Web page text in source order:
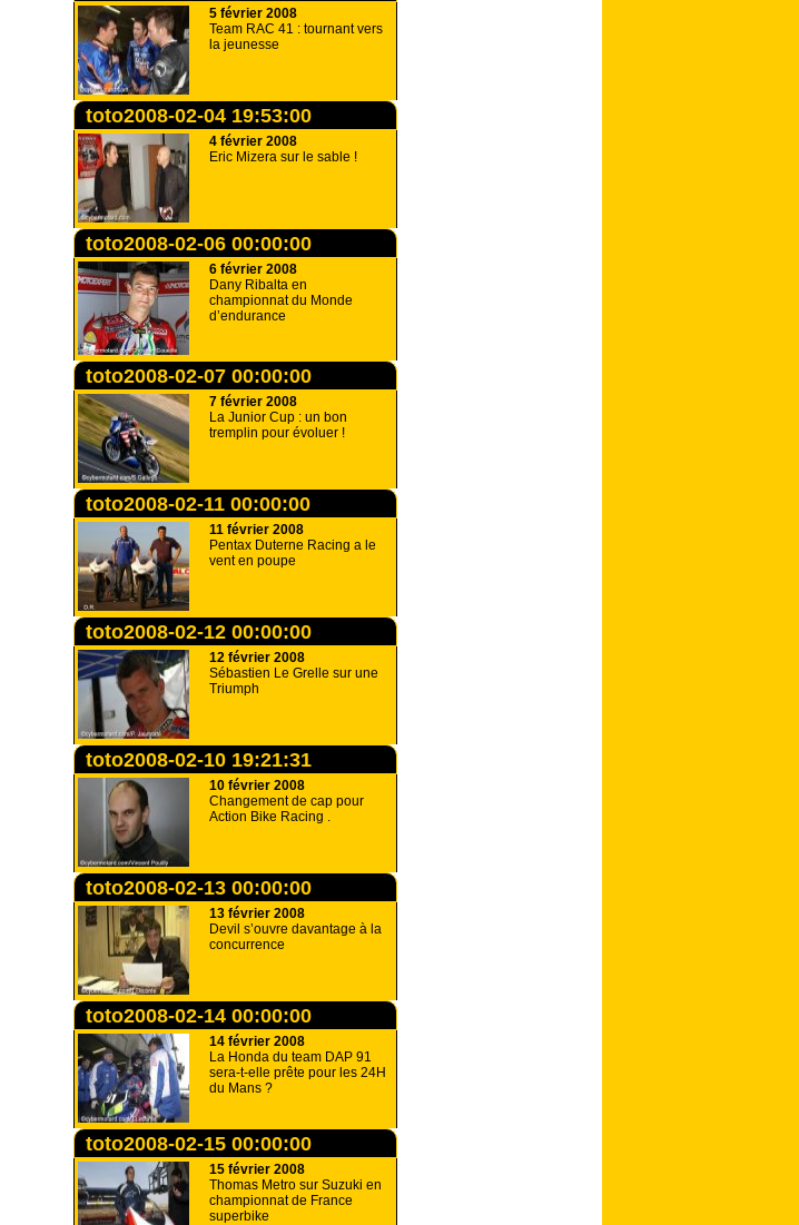
5 février 2008
Team RAC 41 : tournant vers
la jeunesse
toto2008-02-04 19:53:00
4 février 2008
Eric Mizera sur le sable !
toto2008-02-06 00:00:00
6 février 2008
Dany Ribalta en
championnat du Monde
d’endurance
toto2008-02-07 00:00:00
7 février 2008
La Junior Cup : un bon
tremplin pour évoluer !
toto2008-02-11 00:00:00
11 février 2008
Pentax Duterne Racing a le
vent en poupe
toto2008-02-12 00:00:00
12 février 2008
Sébastien Le Grelle sur une
Triumph
toto2008-02-10 19:21:31
10 février 2008
Changement de cap pour
Action Bike Racing .
toto2008-02-13 00:00:00
13 février 2008
Devil s’ouvre davantage à la
concurrence
toto2008-02-14 00:00:00
14 février 2008
La Honda du team DAP 91
sera-t-elle prête pour les 24H
du Mans ?
toto2008-02-15 00:00:00
15 février 2008
Thomas Metro sur Suzuki en
championnat de France
superbike